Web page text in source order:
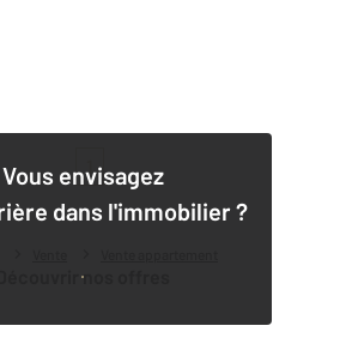
Vous envisagez
dans l'immobilier ?
Découvrir nos offres
1